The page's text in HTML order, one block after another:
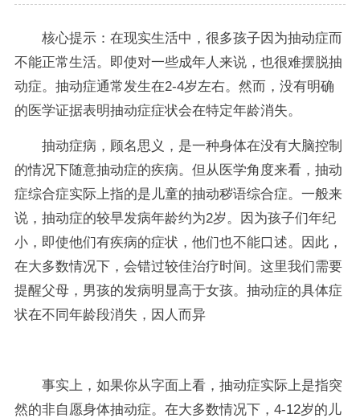
核心提示：在现实生活中，很多孩子因为抽动症而
不能正常生活。即使对一些成年人来说，也很难摆脱抽
动症。抽动症通常发生在2-4岁左右。然而，没有明确
的医学证据表明抽动症症状会在特定年龄消失。
抽动症病，顾名思义，是一种身体在没有大脑控制
的情况下随意抽动症的疾病。但从医学角度来看，抽动
症综合症实际上指的是儿童的抽动秽语综合症。一般来
说，抽动症的较早发病年龄约为2岁。因为孩子们年纪
小，即使他们有疾病的症状，他们也不能口述。因此，
在大多数情况下，会错过较佳治疗时间。这里我们需要
提醒父母，男孩的发病明显高于女孩。抽动症的具体症
状在不同年龄段消失，因人而异
事实上，如果你从字面上看，抽动症实际上是指突
然的非自愿身体抽动症。在大多数情况下，4-12岁的儿